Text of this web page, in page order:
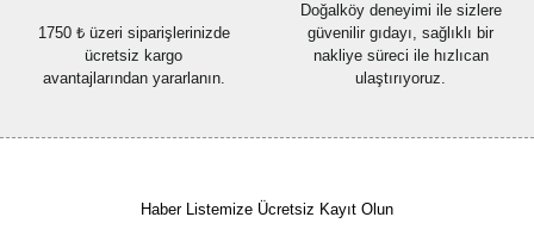
1750 ₺ üzeri siparişlerinizde
ücretsiz kargo
avantajlarından yararlanın.
Doğalköy deneyimi ile sizlere
güvenilir gıdayı, sağlıklı bir
nakliye süreci ile hızlıcan
ulaştırıyoruz.
Haber Listemize Ücretsiz Kayıt Olun